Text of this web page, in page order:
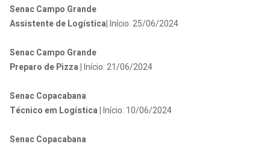
Senac Campo Grande
Assistente de Logística|Início: 25/06/2024
Senac Campo Grande
Preparo de Pizza |Início:21/06/2024
Senac Copacabana
Técnico em Logística |Início: 10/06/2024
Senac Copacabana